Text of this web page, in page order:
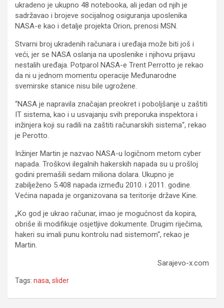
ukradeno je ukupno 48 notebooka, ali jedan od njih je
sadržavao i brojeve socijalnog osiguranja uposlenika
NASA-e kao i detalje projekta Orion, prenosi MSN.
Stvarni broj ukradenih računara i uređaja može biti još i
veći, jer se NASA oslanja na uposlenike i njihovu prijavu
nestalih uređaja. Potparol NASA-e Trent Perrotto je rekao
da ni u jednom momentu operacije Međunarodne
svemirske stanice nisu bile ugrožene.
“NASA je napravila značajan preokret i poboljšanje u zaštiti
IT sistema, kao i u usvajanju svih preporuka inspektora i
inžinjera koji su radili na zaštiti računarskih sistema“, rekao
je Perotto.
Inžinjer Martin je nazvao NASA-u logičnom metom cyber
napada. Troškovi ilegalnih hakerskih napada su u prošloj
godini premašili sedam miliona dolara. Ukupno je
zabilježeno 5.408 napada između 2010. i 2011. godine.
Većina napada je organizovana sa teritorije države Kine.
„Ko god je ukrao računar, imao je mogućnost da kopira,
obriše ili modifikuje osjetljive dokumente. Drugim riječima,
hakeri su imali punu kontrolu nad sistemom“, rekao je
Martin.
Sarajevo-x.com
Tags: nasa, slider